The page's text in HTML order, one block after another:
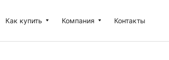
Как купить Компания Контакты